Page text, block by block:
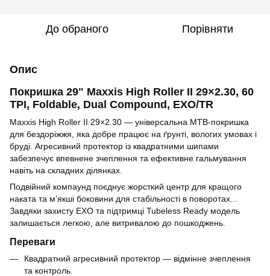
До обраного Порівняти
Опис
Покришка 29" Maxxis High Roller II 29×2.30, 60
TPI, Foldable, Dual Compound, EXO/TR
Maxxis High Roller II 29×2.30 — універсальна MTB-покришка
для бездоріжжя, яка добре працює на ґрунті, вологих умовах і
бруді. Агресивний протектор із квадратними шипами
забезпечує впевнене зчеплення та ефективне гальмування
навіть на складних ділянках.
Подвійний компаунд поєднує жорсткий центр для кращого
наката та м’якші боковини для стабільності в поворотах...
Завдяки захисту EXO та підтримці Tubeless Ready модель
залишається легкою, але витривалою до пошкоджень.
Переваги
Квадратний агресивний протектор — відмінне зчеплення
та контроль.